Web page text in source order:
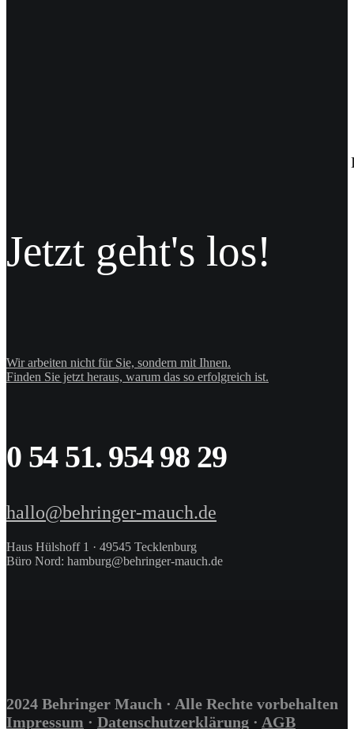
Die „Lengerich Card“ ist der neue Stadtgutschein
Jetzt geht's los!
Wir arbeiten nicht für Sie, sondern mit Ihnen.
Finden Sie jetzt heraus, warum das so erfolgreich ist.
0 54 51. 954 98 29
hallo@behringer-mauch.de
Haus Hülshoff 1 · 49545 Tecklenburg
Büro Nord: hamburg@behringer-mauch.de
2024 Behringer Mauch · Alle Rechte vorbehalten
Impressum · Datenschutzerklärung · AGB